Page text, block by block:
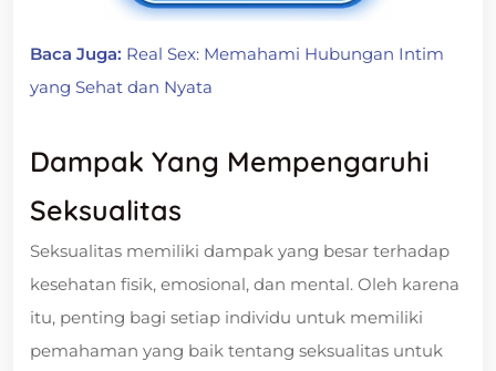
Baca Juga: Real Sex: Memahami Hubungan Intim
yang Sehat dan Nyata
Dampak Yang Mempengaruhi
Seksualitas
Seksualitas memiliki dampak yang besar terhadap
kesehatan fisik, emosional, dan mental. Oleh karena
itu, penting bagi setiap individu untuk memiliki
pemahaman yang baik tentang seksualitas untuk